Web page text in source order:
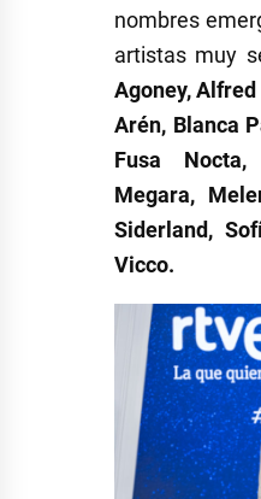
nombres
artistas muy
Agoney,
Arén, Blanca
Fusa
Megara,
Siderland,
Vicco.